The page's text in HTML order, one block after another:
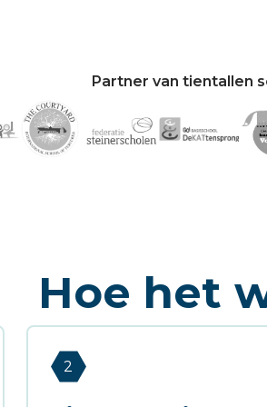
Partner van tientallen
Hoe het
2